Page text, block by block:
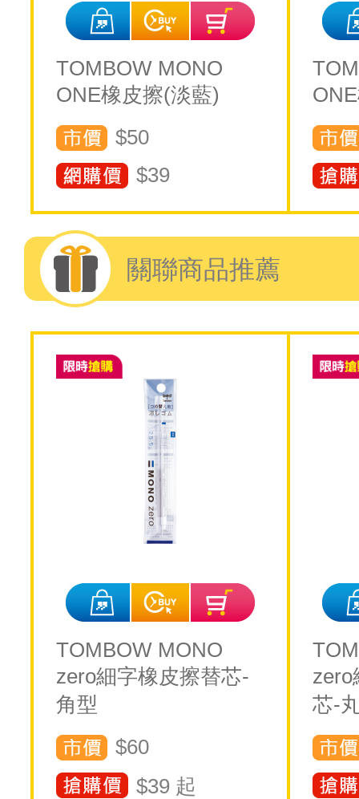
TOMBOW MONO
ONE橡皮擦(淡藍)
$50
$39
關聯商品推薦
TOMBOW MONO
zero細字橡皮擦替芯-
角型
$60
$39 起
zero
芯-